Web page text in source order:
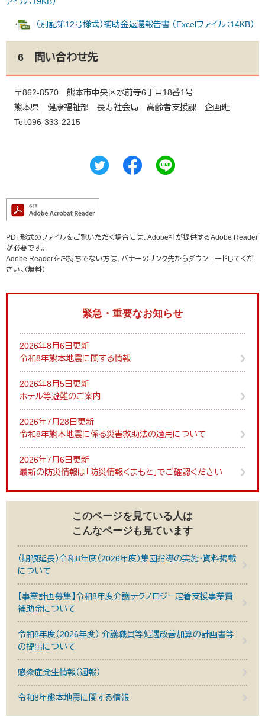
・ （別記第12号様式）補助金返還報告書 （Excelファイル：14KB）
6 問い合わせ先
〒862-8570 熊本市中央区水前寺6丁目18番1号
熊本県 健康福祉部 長寿社会局 高齢者支援課 企画班
Tel:096-333-2215
PDF形式のファイルをご覧いただく場合には、Adobe社が提供するAdobe Reader
が必要です。
Adobe Readerをお持ちでない方は、バナーのリンク先からダウンロードしてくだ
さい。（無料）
緊急・重要なお知らせ
2026年8月6日更新
令和8年熊本地震に関する情報
2026年8月5日更新
ホテル等避難のご案内
2026年7月28日更新
令和8年熊本地震に係る災害救助法の適用について
2026年7月6日更新
最新の防災情報は「防災情報くまもと」でご確認ください
このページを見ている人は
こんなページも見ています
（期限延長）令和8年度（2026年度）集団指導の実施・資料掲載
について
【事業計画募集】令和8年度介護テクノロジー定着支援事業費
補助金について
令和8年度（2026年度） 介護職員等処遇改善加算の計画書等
の提出について
感染症発生情報（週報）
令和8年熊本地震に関する情報